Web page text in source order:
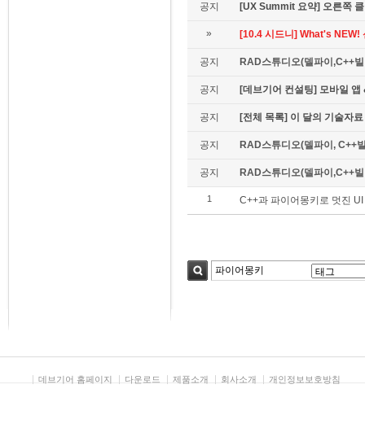
공지 [UX Summit 요약] 오른쪽
» [10.4 시드니] What's NEW!
공지 RAD스튜디오(델파이,C++
공지 [데브기어 컨설팅] 모바일
공지 [전체 목록] 이 달의 기술자
공지 RAD스튜디오(델파이, C++
공지 RAD스튜디오(델파이,C++
1 C++과 파이어몽키로 멋진
데브기어 홈페이지 다운로드 제품소개 회사소개 개인정보보호방침